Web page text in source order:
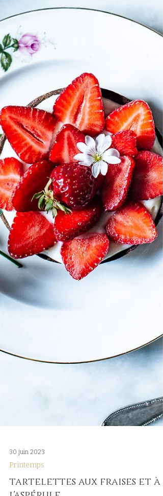
30 juin 2023
Printemps